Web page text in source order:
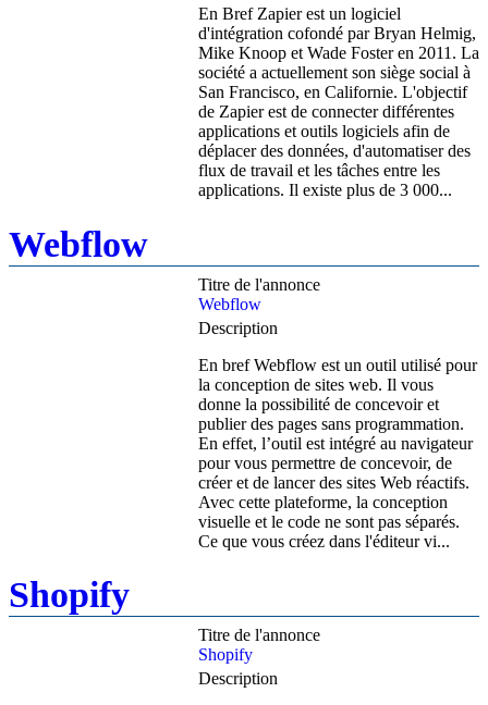
En Bref Zapier est un logiciel
d'intégration cofondé par Bryan Helmig,
Mike Knoop et Wade Foster en 2011. La
société a actuellement son siège social à
San Francisco, en Californie. L'objectif
de Zapier est de connecter différentes
applications et outils logiciels afin de
déplacer des données, d'automatiser des
flux de travail et les tâches entre les
applications. Il existe plus de 3 000...
Webflow
Titre de l'annonce
Webflow
Description
En bref Webflow est un outil utilisé pour
la conception de sites web. Il vous
donne la possibilité de concevoir et
publier des pages sans programmation.
En effet, l’outil est intégré au navigateur
pour vous permettre de concevoir, de
créer et de lancer des sites Web réactifs.
Avec cette plateforme, la conception
visuelle et le code ne sont pas séparés.
Ce que vous créez dans l'éditeur vi...
Shopify
Titre de l'annonce
Shopify
Description